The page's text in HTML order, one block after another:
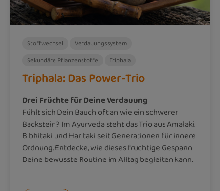
Stoffwechsel
Verdauungssystem
Sekundäre Pflanzenstoffe
Triphala
Triphala: Das Power-Trio
Drei Früchte für Deine Verdauung
Fühlt sich Dein Bauch oft an wie ein schwerer
Backstein? Im Ayurveda steht das Trio aus Amalaki,
Bibhitaki und Haritaki seit Generationen für innere
Ordnung. Entdecke, wie dieses fruchtige Gespann
Deine bewusste Routine im Alltag begleiten kann.